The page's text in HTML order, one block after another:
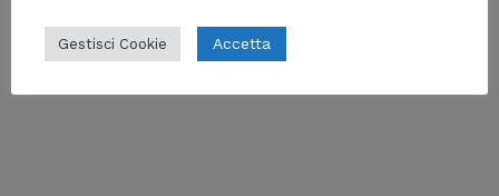
Blue Raccoon Hotel è il romanzo di esordio di Mirko
Gestisci Cookie Accetta